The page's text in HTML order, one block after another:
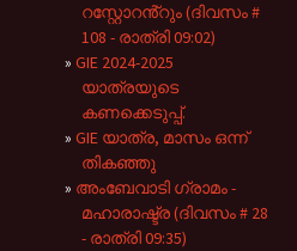
റസ്റ്റോറൻ്റും (ദിവസം #
108 - രാത്രി 09:02)
GIE 2024-2025
യാത്രയുടെ
കണക്കെടുപ്പ്.
GIE യാത്ര, മാസം ഒന്ന്
തികഞ്ഞു
അംബേവാടി ഗ്രാമം -
മഹാരാഷ്ട്ര (ദിവസം # 28
- രാത്രി 09:35)